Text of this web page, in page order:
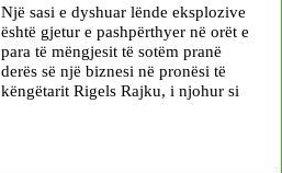
Një sasi e dyshuar lënde eksplozive
është gjetur e pashpërthyer në orët e
para të mëngjesit të sotëm pranë
derës së një biznesi në pronësi të
këngëtarit Rigels Rajku, i njohur si